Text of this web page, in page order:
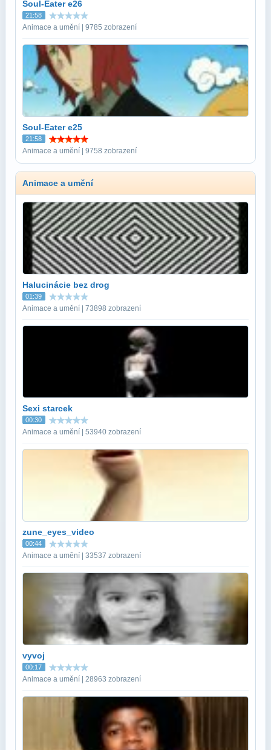
Soul-Eater e26
21:58
Animace a umění | 9785 zobrazení
Soul-Eater e25
21:58
Animace a umění | 9758 zobrazení
Animace a umění
Halucinácie bez drog
01:39
Animace a umění | 73898 zobrazení
Sexi starcek
00:30
Animace a umění | 53940 zobrazení
zune_eyes_video
00:44
Animace a umění | 33537 zobrazení
vyvoj
00:17
Animace a umění | 28963 zobrazení